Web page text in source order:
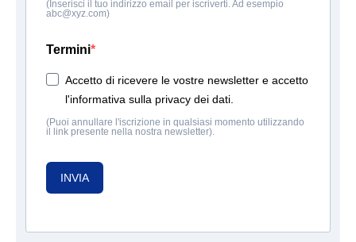
(Inserisci il tuo indirizzo email per iscriverti. Ad esempio
abc@xyz.com)
Termini
Accetto di ricevere le vostre newsletter e accetto
l'informativa sulla privacy dei dati.
(Puoi annullare l'iscrizione in qualsiasi momento utilizzando
il link presente nella nostra newsletter).
INVIA